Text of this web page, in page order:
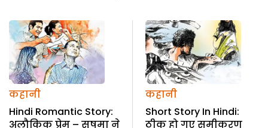
कहानी
Hindi Romantic Story:
अलौकिक प्रेम – सुषमा ने
कहानी
Short Story In Hindi:
ठीक हो गए समीकरण